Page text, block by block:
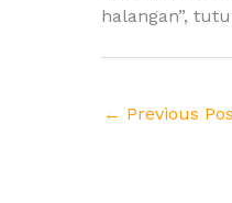
halangan”,
← Previous